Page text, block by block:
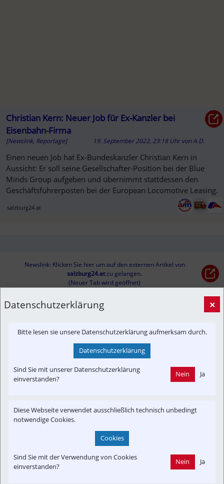
Christian Kern: Neuer Job für Ex-Kanzler bei
Eisenbahn-Firma
[Newslink, Reportage] 19. September 2022, 23:18 Uhr vonA.D.
Einen neuen Job hat Ex-Bundeskanzler Christian Kern in
Aussicht: Er soll seine Gesellschafter-Position bei der Blue
Minds Group aufgeben und übernimmt stattdessen den
Geschäftsführerposten bei der European Locomotive Leasing.
salzburg24.at
Newslink: Klicken Sie hier um auf den externen Artikel von
salzburg24.at zu gelangen.
(Neuer Tab wird geöffnet)
Austria-In-Motion
Güterverkehr In-Motion
Betreiber
Newslink Reportage Verkehrspolitik
Datenschutzerklärung ×
Bitte lesen sie unsere Datenschutzerklärung aufmerksam durch.
Datenschutzerklärung
Sind Sie mit unserer Datenschutzerklärung
einverstanden?
Nein Ja
Diese Webseite verwendet ausschließlich technisch unbedingt
notwendige Cookies.
Cookies
Sind Sie mit der Verwendung von Cookies
einverstanden?
Nein Ja